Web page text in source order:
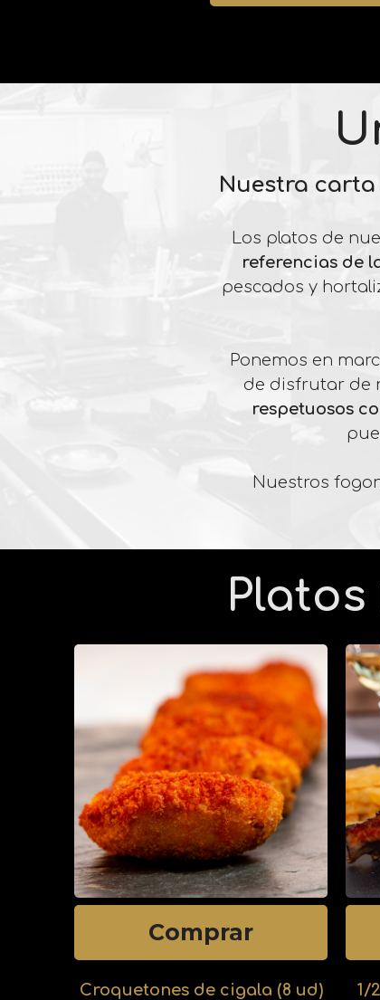
Nuestra
Los platos de
referencias de
pescados y
Ponemos en
de disfrutar de
respetuosos
Nuestros
Comprar
Croquetones de cigala (8 ud) 1/